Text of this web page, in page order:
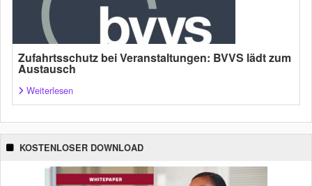
Zufahrtsschutz bei Veranstaltungen: BVVS lädt zum
Austausch
Weiterlesen
KOSTENLOSER DOWNLOAD